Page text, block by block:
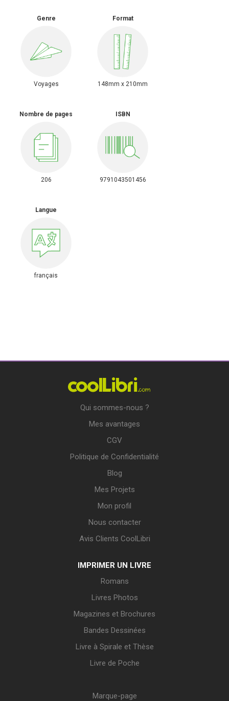
Genre
Voyages
Format
148mm x 210mm
Nombre de pages
206
ISBN
9791043501456
Langue
français
Qui sommes-nous ?
Mes avantages
CGV
Politique de Confidentialité
Blog
Mes Projets
Mon profil
Nous contacter
Avis Clients CoolLibri
IMPRIMER UN LIVRE
Romans
Livres Photos
Magazines et Brochures
Bandes Dessinées
Livre à Spirale et Thèse
Livre de Poche
Marque-page